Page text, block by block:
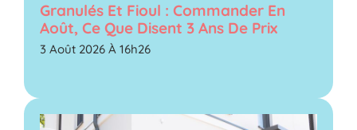
Granulés Et Fioul : Commander En
Août, Ce Que Disent 3 Ans De Prix
3 Août 2026 À 16h26